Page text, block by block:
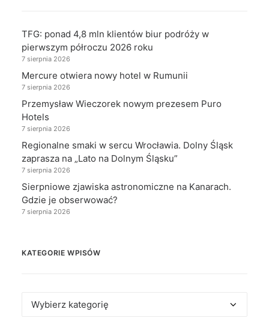
TFG: ponad 4,8 mln klientów biur podróży w
pierwszym półroczu 2026 roku
7 sierpnia 2026
Mercure otwiera nowy hotel w Rumunii
7 sierpnia 2026
Przemysław Wieczorek nowym prezesem Puro
Hotels
7 sierpnia 2026
Regionalne smaki w sercu Wrocławia. Dolny Śląsk
zaprasza na „Lato na Dolnym Śląsku”
7 sierpnia 2026
Sierpniowe zjawiska astronomiczne na Kanarach.
Gdzie je obserwować?
7 sierpnia 2026
KATEGORIE WPISÓW
Kategorie